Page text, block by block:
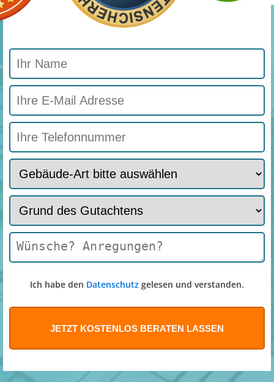
Ich habe den Datenschutz gelesen und verstanden.